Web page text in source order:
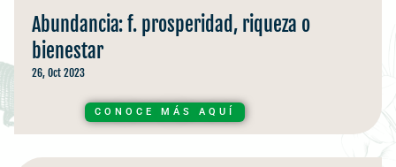
Abundancia: f. prosperidad, riqueza o
bienestar
26, Oct 2023
CONOCE MÁS AQUÍ